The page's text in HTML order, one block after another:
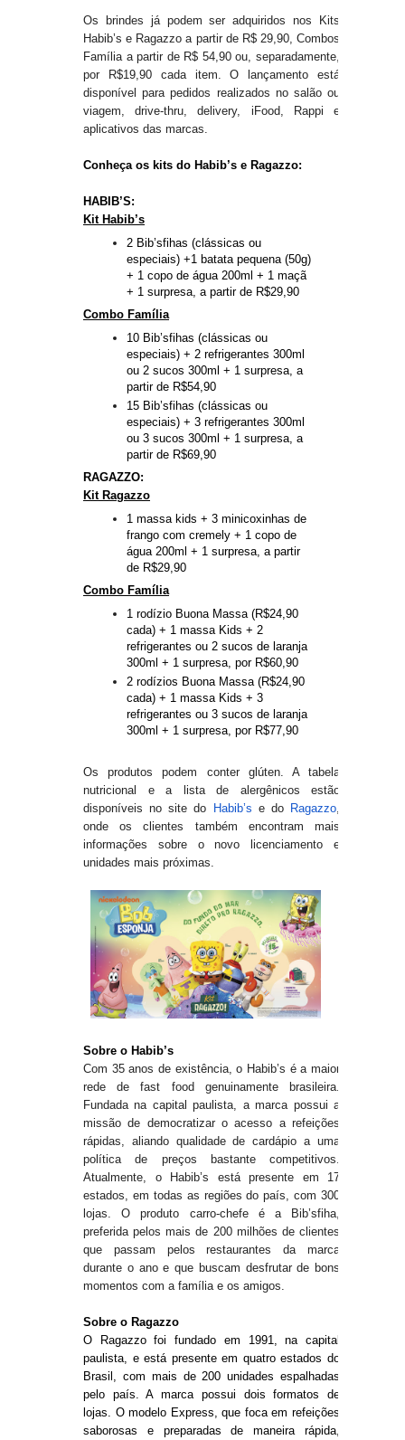
Os brindes já podem ser adquiridos nos Kits
Habib’s e Ragazzo a partir de R$ 29,90, Combos
Família a partir de R$ 54,90 ou, separadamente,
por R$19,90 cada item. O lançamento está
disponível para pedidos realizados no salão ou
viagem, drive-thru, delivery, iFood, Rappi e
aplicativos das marcas.
Conheça os kits do Habib’s e Ragazzo:
HABIB’S:
Kit Habib’s
2 Bib’sfihas (clássicas ou
especiais) +1 batata pequena (50g)
+ 1 copo de água 200ml + 1 maçã
+ 1 surpresa, a partir de R$29,90
Combo Família
10 Bib’sfihas (clássicas ou
especiais) + 2 refrigerantes 300ml
ou 2 sucos 300ml + 1 surpresa, a
partir de R$54,90
15 Bib’sfihas (clássicas ou
especiais) + 3 refrigerantes 300ml
ou 3 sucos 300ml + 1 surpresa, a
partir de R$69,90
RAGAZZO:
Kit Ragazzo
1 massa kids + 3 minicoxinhas de
frango com cremely + 1 copo de
água 200ml + 1 surpresa, a partir
de R$29,90
Combo Família
1 rodízio Buona Massa (R$24,90
cada) + 1 massa Kids + 2
refrigerantes ou 2 sucos de laranja
300ml + 1 surpresa, por R$60,90
2 rodízios Buona Massa (R$24,90
cada) + 1 massa Kids + 3
refrigerantes ou 3 sucos de laranja
300ml + 1 surpresa, por R$77,90
Os produtos podem conter glúten. A tabela
nutricional e a lista de alergênicos estão
disponíveis no site do Habib’s e do Ragazzo
onde os clientes também encontram mais
informações sobre o novo licenciamento e
unidades mais próximas.
Sobre o Habib’s
Com 35 anos de existência, o Habib’s é a maior
rede de fast food genuinamente brasileira.
Fundada na capital paulista, a marca possui a
missão de democratizar o acesso a refeições
rápidas, aliando qualidade de cardápio a uma
política de preços bastante competitivos.
Atualmente, o Habib’s está presente em 17
estados, em todas as regiões do país, com 300
lojas. O produto carro-chefe é a Bib’sfiha,
preferida pelos mais de 200 milhões de clientes
que passam pelos restaurantes da marca
durante o ano e que buscam desfrutar de bons
momentos com a família e os amigos.
Sobre o Ragazzo
O Ragazzo foi fundado em 1991, na capital
paulista, e está presente em quatro estados do
Brasil, com mais de 200 unidades espalhadas
pelo país. A marca possui dois formatos de
lojas. O modelo Express, que foca em refeições
saborosas e preparadas de maneira rápida,